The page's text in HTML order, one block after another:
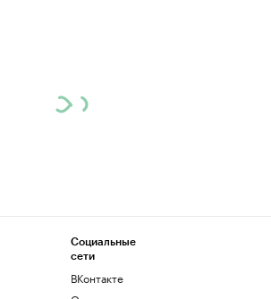
Социальные
сети
ВКонтакте